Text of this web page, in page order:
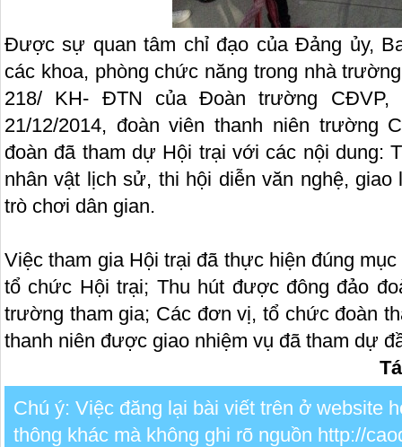
Được sự quan tâm chỉ đạo của Đảng ủy,
các khoa, phòng chức năng trong nhà
218/ KH- ĐTN của Đoàn trường
21/12/2014, đoàn viên thanh niên trường
đoàn đã tham dự Hội trại với các nội dung:
nhân vật lịch sử, thi hội diễn văn nghệ,
trò chơi dân gian.
Việc tham gia Hội trại đã thực hiện đúng
tổ chức Hội trại; Thu hút được đông đảo
trường tham gia; Các đơn vị, tổ chức đoàn
thanh niên được giao nhiệm vụ đã tham dự
Chú ý: Việc đăng lại bài viết trên ở website
thông khác mà không ghi rõ nguồn http://